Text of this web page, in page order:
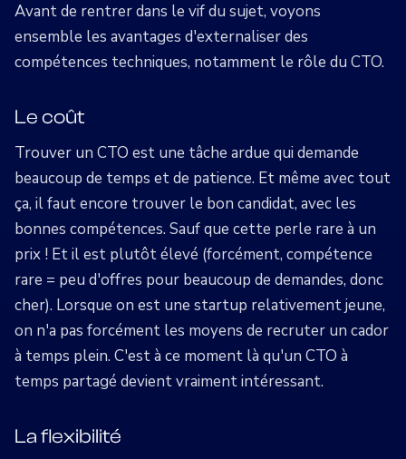
Avant de rentrer dans le vif du sujet, voyons
ensemble les avantages d'externaliser des
compétences techniques, notamment le rôle du CTO.
Le coût
Trouver un CTO est une tâche ardue qui demande
beaucoup de temps et de patience. Et même avec tout
ça, il faut encore trouver le bon candidat, avec les
bonnes compétences. Sauf que cette perle rare à un
prix ! Et il est plutôt élevé (forcément, compétence
rare = peu d'offres pour beaucoup de demandes, donc
cher). Lorsque on est une startup relativement jeune,
on n'a pas forcément les moyens de recruter un cador
à temps plein. C'est à ce moment là qu'un CTO à
temps partagé devient vraiment intéressant.
La flexibilité